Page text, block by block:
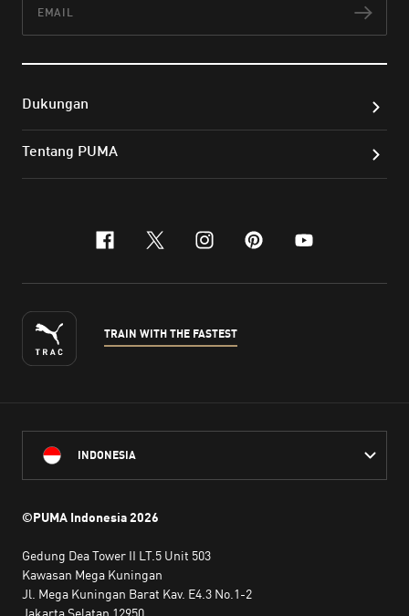
Dukungan
Tentang PUMA
facebook
x-twitter
instagram
pinterest
youtube
TRAIN WITH THE FASTEST
INDONESIA
©PUMA Indonesia2026
Gedung Dea Tower II LT.5 Unit 503
Kawasan Mega Kuningan
Jl. Mega Kuningan Barat Kav. E4.3 No.1-2
Jakarta Selatan 12950